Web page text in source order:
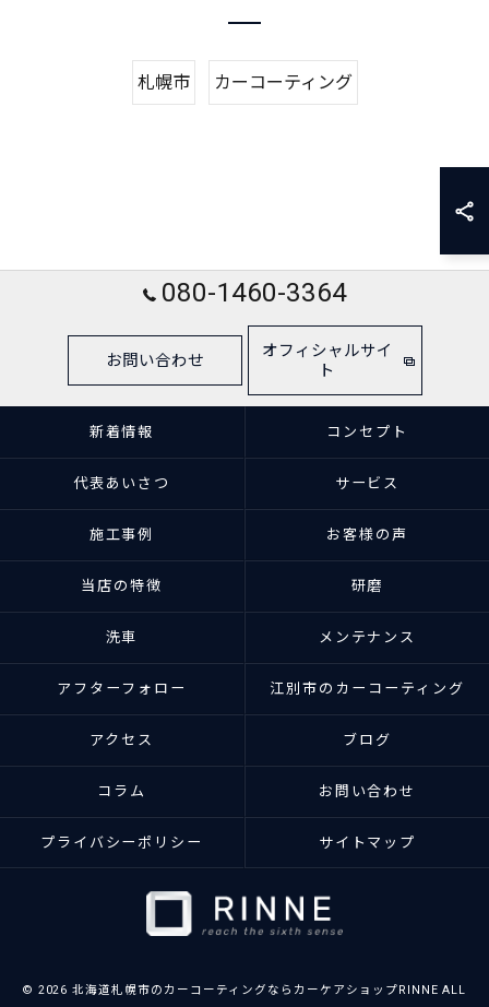
札幌市 カーコーティング
080-1460-3364
お問い合わせ
オフィシャルサイ
ト
新着情報 コンセプト
代表あいさつ サービス
施工事例 お客様の声
当店の特徴 研磨
洗車 メンテナンス
アフターフォロー 江別市のカーコーティング
アクセス ブログ
コラム お問い合わせ
プライバシーポリシー サイトマップ
© 2026 北海道札幌市のカーコーティングならカーケアショップRINNE ALL